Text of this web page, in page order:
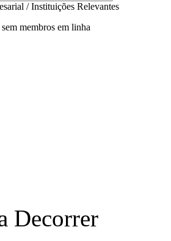
/Instituições Relevantes
membros em linha
Decorrer